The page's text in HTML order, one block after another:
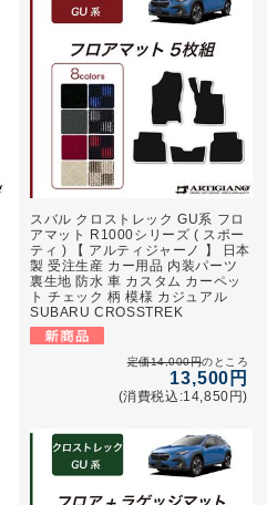
スバル クロストレック GU系 フロ
アマット R1000シリーズ ( スポー
ティ ) 【 アルティジャーノ 】 日本
製 受注生産 カー用品 内装パーツ
裏生地 防水 車 カスタム カーペッ
ト チェック 柄 模様 カジュアル
SUBARU CROSSTREK
定価14,000円のところ
13,500円
(消費税込:14,850円)